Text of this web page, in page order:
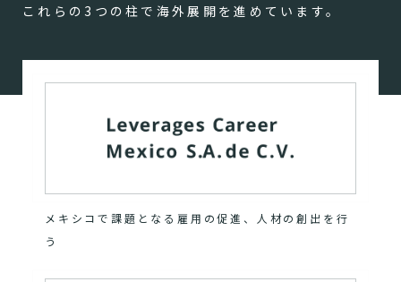
これらの3つの柱で海外展開を進めています。
メキシコで課題となる雇用の促進、人材の創出を行
う